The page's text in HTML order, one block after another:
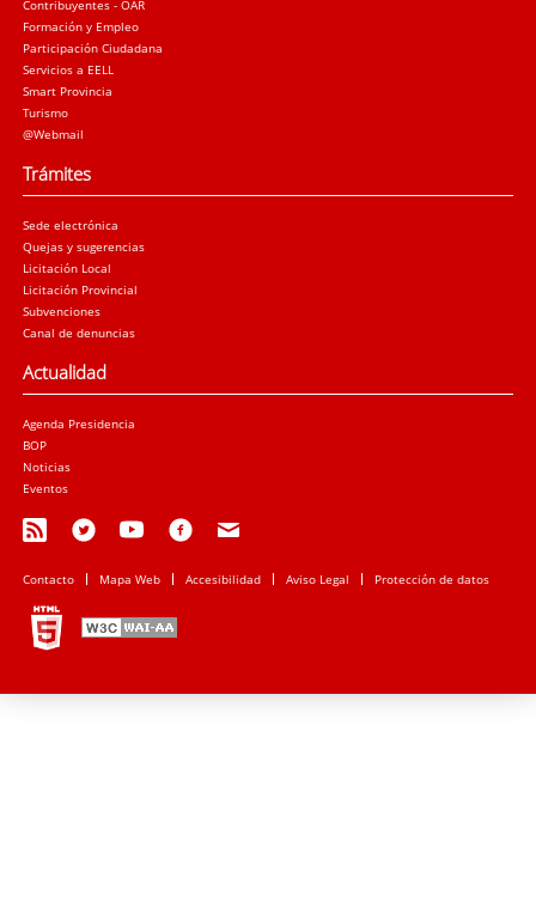
Contribuyentes - OAR
Formación y Empleo
Participación Ciudadana
Servicios a EELL
Smart Provincia
Turismo
@Webmail
Trámites
Sede electrónica
Quejas y sugerencias
Licitación Local
Licitación Provincial
Subvenciones
Canal de denuncias
Actualidad
Agenda Presidencia
BOP
Noticias
Eventos
Contacto Mapa Web Accesibilidad Aviso Legal Protección de datos